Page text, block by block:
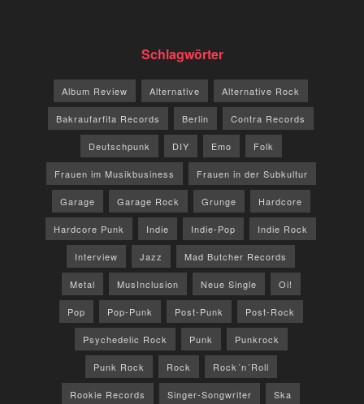
Schlagwörter
Album Review Alternative Alternative Rock
Bakraufarfita Records Berlin Contra Records
Deutschpunk DIY Emo Folk
Frauen im Musikbusiness Frauen in der Subkultur
Garage Garage Rock Grunge Hardcore
Hardcore Punk Indie Indie-Pop Indie Rock
Interview Jazz Mad Butcher Records
Metal MusInclusion Neue Single Oi!
Pop Pop-Punk Post-Punk Post-Rock
Psychedelic Rock Punk Punkrock
Punk Rock Rock Rock´n´Roll
Rookie Records Singer-Songwriter Ska